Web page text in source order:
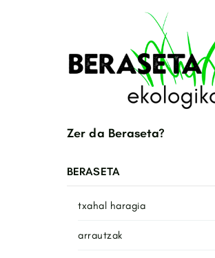
Zer da Beraseta?
BERASETA
txahal haragia
arrautzak